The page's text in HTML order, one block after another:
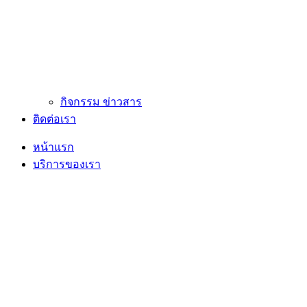
กิจกรรม ข่าวสาร
ติดต่อเรา
หน้าแรก
บริการของเรา